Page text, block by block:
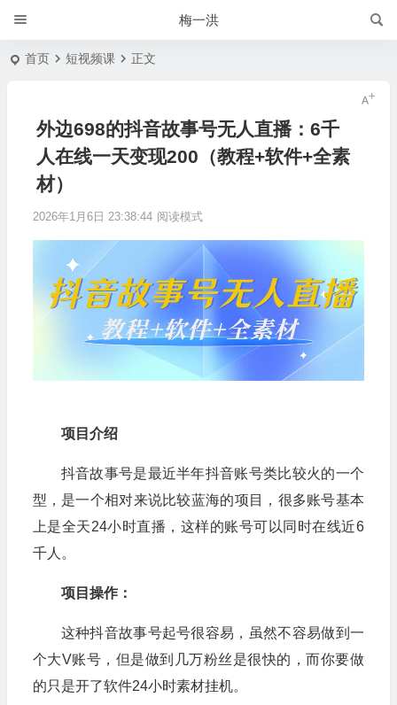
梅一洪
首页 短视频课 正文
外边698的抖音故事号无人直播：6千
人在线一天变现200（教程+软件+全素
材）
2026年1月6日 23:38:44 阅读模式
项目介绍
抖音故事号是最近半年抖音账号类比较火的一个
型，是一个相对来说比较蓝海的项目，很多账号基本
上是全天24小时直播，这样的账号可以同时在线近6
千人。
项目操作：
这种抖音故事号起号很容易，虽然不容易做到一
个大V账号，但是做到几万粉丝是很快的，而你要做
的只是开了软件24小时素材挂机。